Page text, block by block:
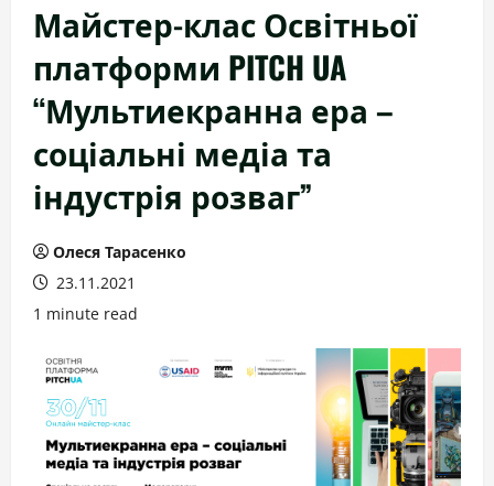
Майстер-клас Освітньої
платформи PITCH UA
“Мультиекранна ера –
соціальні медіа та
індустрія розваг”
Олеся Тарасенко
23.11.2021
1 minute read